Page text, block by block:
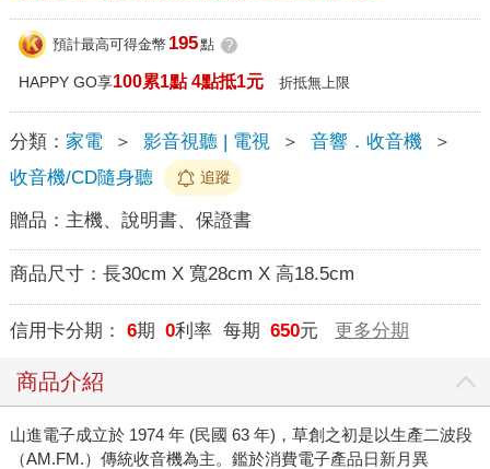
預計最高可得金幣 195點 ?
HAPPY GO享100累1點 4點抵1元 折抵無上限
分類： 家電 ＞ 影音視聽 | 電視 ＞ 音響．收音機
＞
收音機/CD隨身聽
追蹤
贈品： 主機、說明書、保證書
商品尺寸： 長30cm X 寬28cm X 高18.5cm
信用卡分期： 6期 0利率 每期 650元 更多分期
商品介紹
山進電子成立於 1974 年 (民國 63 年)，草創之初是以生產二波段
（AM.FM.）傳統收音機為主。鑑於消費電子產品日新月異